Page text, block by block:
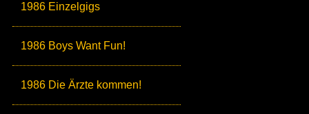
1986 Einzelgigs
1986 Boys Want Fun!
1986 Die Ärzte kommen!